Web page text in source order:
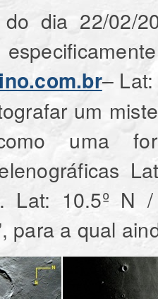
do dia 22/02/
– Lat:
um
como uma
Lat: 10.5º N
para a qual